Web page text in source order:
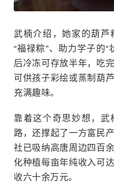
武楠介绍，她家的葫芦
“福禄粽”、助力学子的
后冷冻可存放半年，吃
可供孩子彩绘或蒸制葫
充满趣味。
靠着这个奇思妙想，武
路，还撑起了一方富民
社已吸纳高唐周边四百
化种植每亩年纯收入可
收六十余万元。